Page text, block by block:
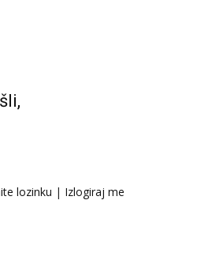
lozinku | Izlogiraj me